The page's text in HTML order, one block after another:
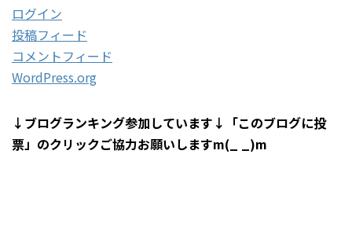
ログイン
投稿フィード
コメントフィード
WordPress.org
↓ブログランキング参加しています↓「このブログに投
票」のクリックご協力お願いしますm(_ _)m